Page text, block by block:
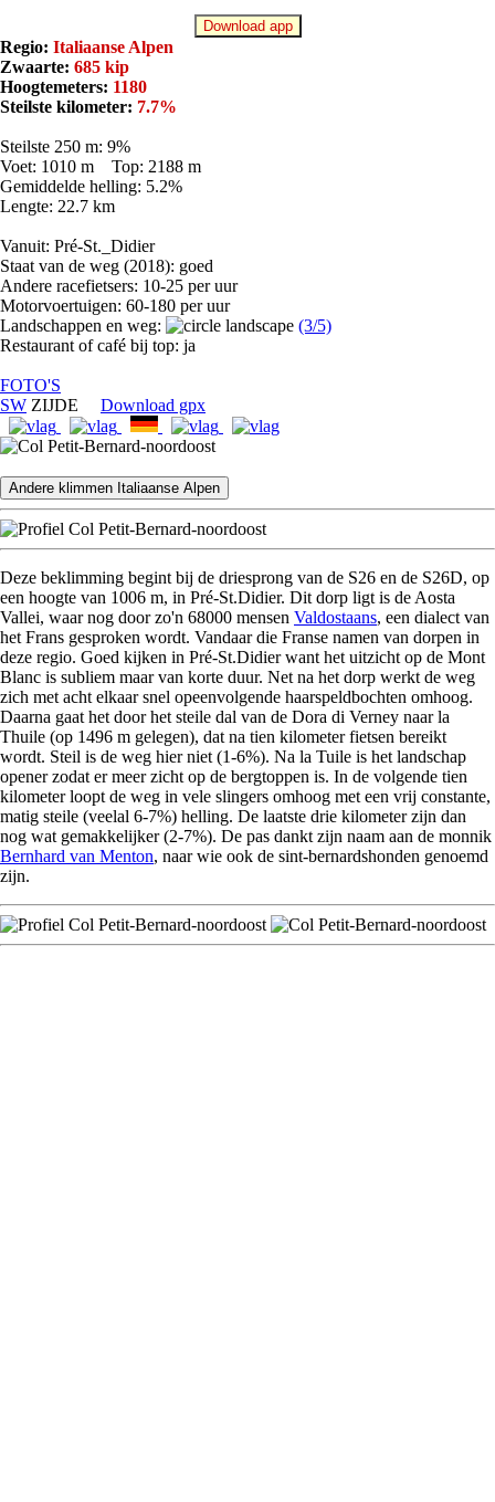
Download app
Regio: Italiaanse Alpen
Zwaarte: 685 kip
Hoogtemeters: 1180
Steilste kilometer: 7.7%
Steilste 250 m: 9%
Voet: 1010 m Top: 2188 m
Gemiddelde helling: 5.2%
Lengte: 22.7 km
Vanuit: Pré-St._Didier
Staat van de weg (2018): goed
Andere racefietsers: 10-25 per uur
Motorvoertuigen: 60-180 per uur
Landschappen en weg:
(3/5)
Restaurant of café bij top: ja
FOTO'S
SW ZIJDE Download gpx
Andere klimmen Italiaanse Alpen
Deze beklimming begint bij de driesprong van de S26 en de S26D, op
een hoogte van 1006 m, in Pré-St.Didier. Dit dorp ligt is de Aosta
Vallei, waar nog door zo'n 68000 mensen Valdostaans, een dialect van
het Frans gesproken wordt. Vandaar die Franse namen van dorpen in
deze regio. Goed kijken in Pré-St.Didier want het uitzicht op de Mont
Blanc is subliem maar van korte duur. Net na het dorp werkt de weg
zich met acht elkaar snel opeenvolgende haarspeldbochten omhoog.
Daarna gaat het door het steile dal van de Dora di Verney naar la
Thuile (op 1496 m gelegen), dat na tien kilometer fietsen bereikt
wordt. Steil is de weg hier niet (1-6%). Na la Tuile is het landschap
opener zodat er meer zicht op de bergtoppen is. In de volgende tien
kilometer loopt de weg in vele slingers omhoog met een vrij constante,
matig steile (veelal 6-7%) helling. De laatste drie kilometer zijn dan
nog wat gemakkelijker (2-7%). De pas dankt zijn naam aan de monnik
Bernhard van Menton, naar wie ook de sint-bernardshonden genoemd
zijn.